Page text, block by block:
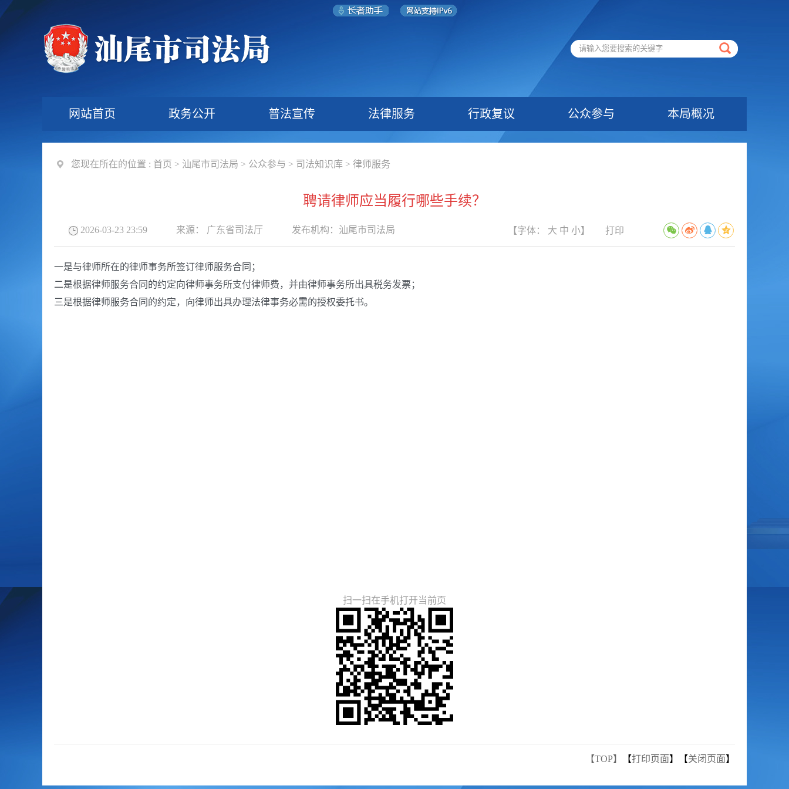
网站首页 政务公开 普法宣传 法律服务 行政复议 公众参与 本局概况
您现在所在的位置 : 首页 > 汕尾市司法局 > 公众参与 > 司法知识库 > 律师服务
聘请律师应当履行哪些手续？
2026-03-23 23:59 来源： 广东省司法厅 发布机构： 汕尾市司法局 【字体： 大 中 小】 打印
一是与律师所在的律师事务所签订律师服务合同；
二是根据律师服务合同的约定向律师事务所支付律师费，并由律师事务所出具税务发票；
三是根据律师服务合同的约定，向律师出具办理法律事务必需的授权委托书。
扫一扫在手机打开当前页
【TOP】 【打印页面】【关闭页面】